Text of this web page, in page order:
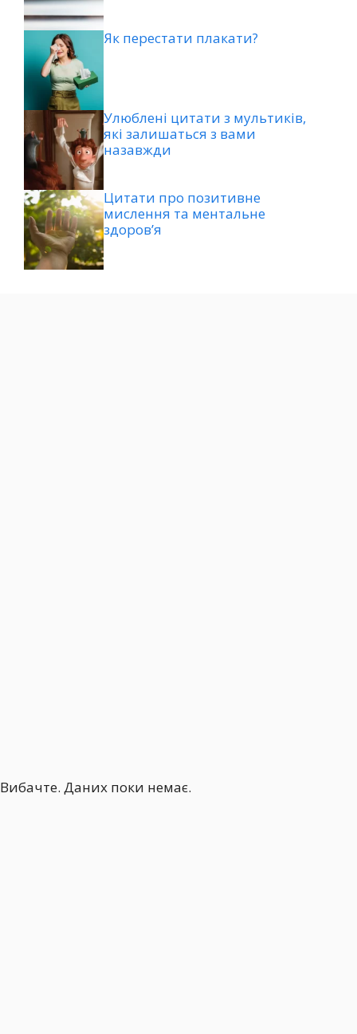
Як перестати плакати?
Улюблені цитати з мультиків,
які залишаться з вами
назавжди
Цитати про позитивне
мислення та ментальне
здоров’я
Вибачте. Даних поки немає.